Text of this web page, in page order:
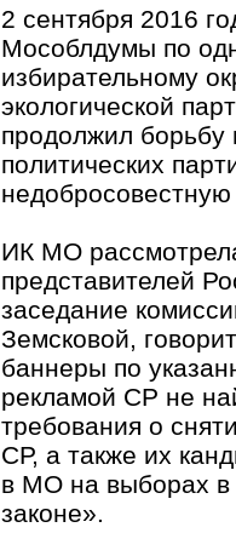
2 сентября 2016
Мособлдумы по
избирательному
экологической
продолжил борьбу
политических
ИК МО
представителей
заседание
Земсковой,
баннеры по
рекламой СР не
требования о
СР, а также их
в МО на выборах
законе».